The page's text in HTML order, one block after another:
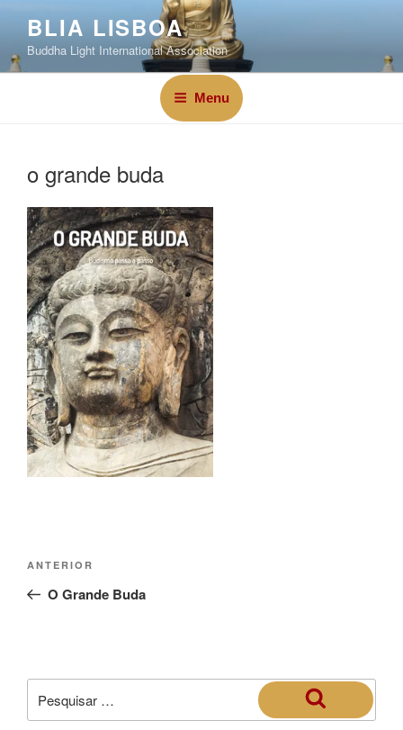
BLIA LISBOA
Buddha Light International Association
Menu
o grande buda
ANTERIOR
O Grande Buda